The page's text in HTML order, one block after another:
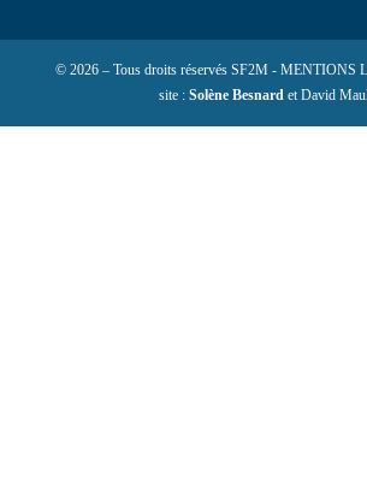
© 2026 – Tous droits réservés SF2M - MENTIONS
site :Solène Besnard et David